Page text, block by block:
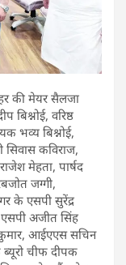
की मेयर सैलजा
बिश्नोई, वरिष्ठ
भव्य बिश्नोई,
कविराज,
मेहता, पार्षद
जग्गी,
के एसपी सुरेंद्र
अजीत सिंह
आईएएस सचिन
ब्यूरो चीफ दीपक